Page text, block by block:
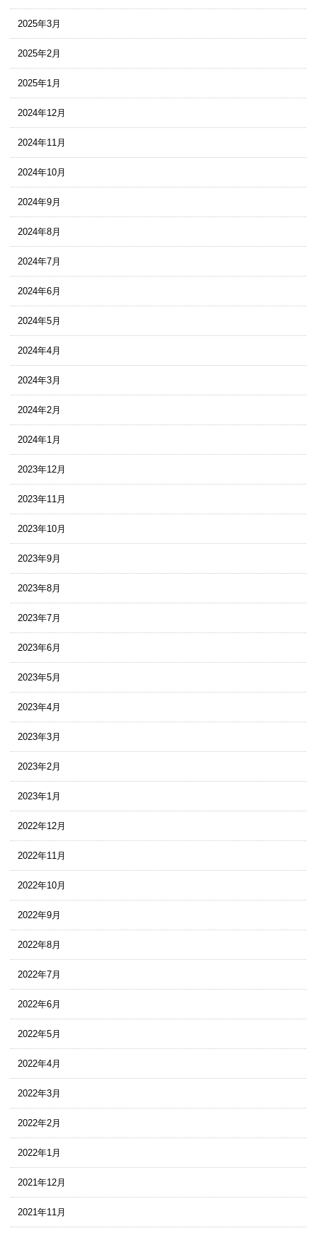
2025年3月
2025年2月
2025年1月
2024年12月
2024年11月
2024年10月
2024年9月
2024年8月
2024年7月
2024年6月
2024年5月
2024年4月
2024年3月
2024年2月
2024年1月
2023年12月
2023年11月
2023年10月
2023年9月
2023年8月
2023年7月
2023年6月
2023年5月
2023年4月
2023年3月
2023年2月
2023年1月
2022年12月
2022年11月
2022年10月
2022年9月
2022年8月
2022年7月
2022年6月
2022年5月
2022年4月
2022年3月
2022年2月
2022年1月
2021年12月
2021年11月